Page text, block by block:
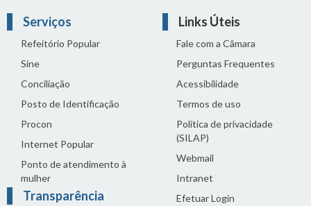
Serviços
Refeitório Popular
Sine
Conciliação
Posto de Identificação
Procon
Internet Popular
Ponto de atendimento à
mulher
Transparência
Links Úteis
Fale com a Câmara
Perguntas Frequentes
Acessibilidade
Termos de uso
Política de privacidade
(SILAP)
Webmail
Intranet
Efetuar Login